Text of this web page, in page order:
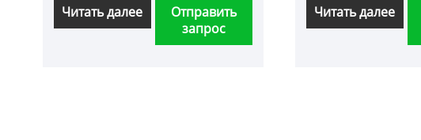
предложим вам лучшее
послепродажное
Читать далее
Отправить
запрос
предложим вам
послепродажное
Читать далее